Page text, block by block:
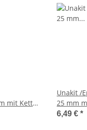
mit Kette
Unakit /
25 mm
6,49 € *